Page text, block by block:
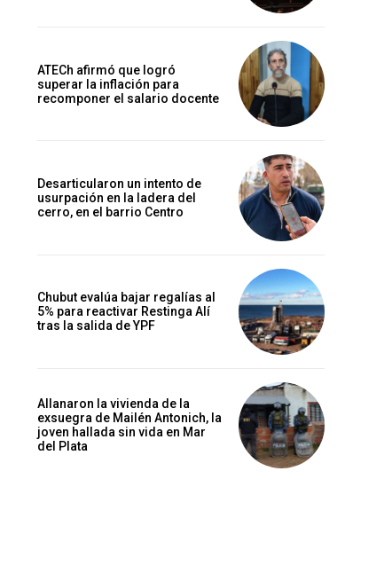
ATECh afirmó que logró
superar la inflación para
recomponer el salario docente
Desarticularon un intento de
usurpación en la ladera del
cerro, en el barrio Centro
Chubut evalúa bajar regalías al
5% para reactivar Restinga Alí
tras la salida de YPF
Allanaron la vivienda de la
exsuegra de Mailén Antonich, la
joven hallada sin vida en Mar
del Plata